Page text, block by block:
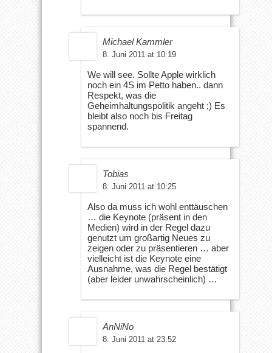
Michael Kammler
8. Juni 2011 at 10:19
We will see. Sollte Apple wirklich
noch ein 4S im Petto haben.. dann
Respekt, was die
Geheimhaltungspolitik angeht ;) Es
bleibt also noch bis Freitag
spannend.
Tobias
8. Juni 2011 at 10:25
Also da muss ich wohl enttäuschen
… die Keynote (präsent in den
Medien) wird in der Regel dazu
genutzt um großartig Neues zu
zeigen oder zu präsentieren … aber
vielleicht ist die Keynote eine
Ausnahme, was die Regel bestätigt
(aber leider unwahrscheinlich) …
AnNiNo
8. Juni 2011 at 23:52